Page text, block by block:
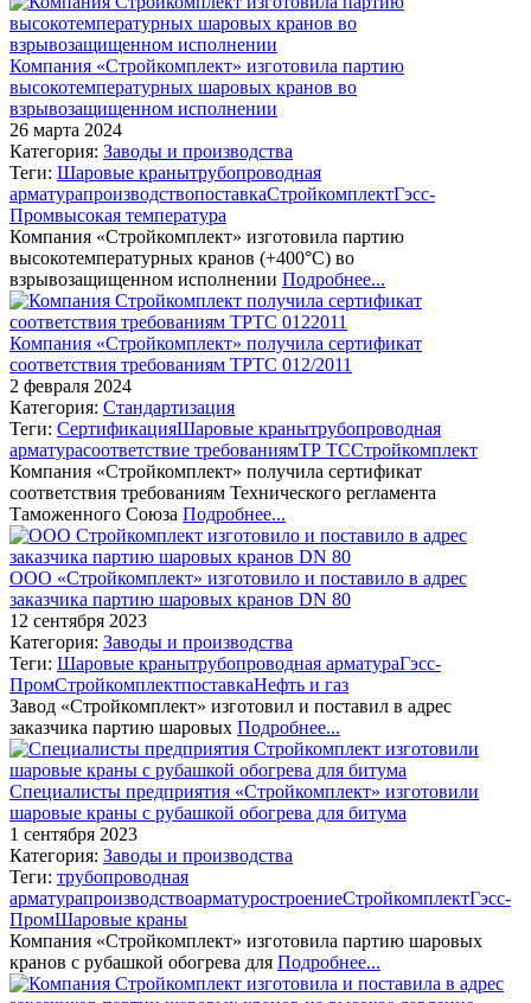
Компания «Стройкомплект» изготовила партию
высокотемпературных шаровых кранов во
взрывозащищенном исполнении
26 марта 2024
Категория: Заводы и производства
Теги: Шаровые кранытрубопроводная
арматурапроизводствопоставкаСтройкомплектГэсс-
Промвысокая температура
Компания «Стройкомплект» изготовила партию
высокотемпературных кранов (+400°С) во
взрывозащищенном исполнении Подробнее...
Компания «Стройкомплект» получила сертификат
соответствия требованиям ТРТС 012/2011
2 февраля 2024
Категория: Стандартизация
Теги: СертификацияШаровые кранытрубопроводная
арматурасоответствие требованиямТР ТССтройкомплект
Компания «Стройкомплект» получила сертификат
соответствия требованиям Технического регламента
Таможенного Союза Подробнее...
ООО «Стройкомплект» изготовило и поставило в адрес
заказчика партию шаровых кранов DN 80
12 сентября 2023
Категория: Заводы и производства
Теги: Шаровые кранытрубопроводная арматураГэсс-
ПромСтройкомплектпоставкаНефть и газ
Завод «Стройкомплект» изготовил и поставил в адрес
заказчика партию шаровых Подробнее...
Специалисты предприятия «Стройкомплект» изготовили
шаровые краны с рубашкой обогрева для битума
1 сентября 2023
Категория: Заводы и производства
Теги: трубопроводная
арматурапроизводствоарматуростроениеСтройкомплектГэсс-
ПромШаровые краны
Компания «Стройкомплект» изготовила партию шаровых
кранов с рубашкой обогрева для Подробнее...